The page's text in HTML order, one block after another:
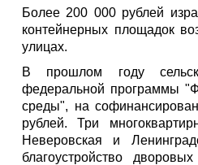
Более 200 000 рублей
контейнерных площадок
улицах.
В прошлом году
федеральной программы
среды", на
рублей. Три
Неверовская и
благоустройство